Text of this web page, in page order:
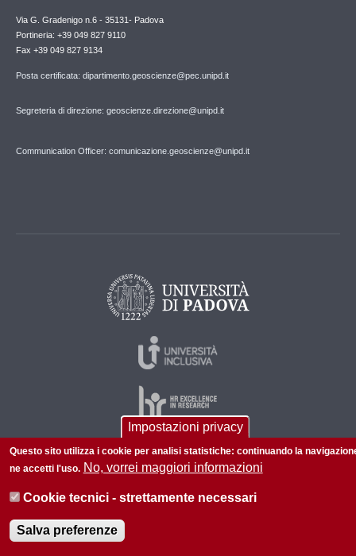
Via G. Gradenigo n.6 - 35131- Padova
Portineria: +39 049 827 9110
Fax +39 049 827 9134
Posta certificata: dipartimento.geoscienze@pec.unipd.it
Segreteria di direzione: geoscienze.direzione@unipd.it
Communication Officer: comunicazione.geoscienze@unipd.it
© 2026 Università di Padova - Tutti i diritti riservati
P.I. 00742430283 C.F. 80006480281
Informazioni su questo sito
Impostazioni privacy
Questo sito utilizza i cookie per analisi statistiche: continuando la
ne accetti l'uso. No, vorrei maggiori informazioni
Cookie tecnici - strettamente necessari
Salva preferenze